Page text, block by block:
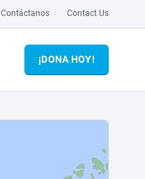
Contáctanos Contact Us
¡DONA HOY!